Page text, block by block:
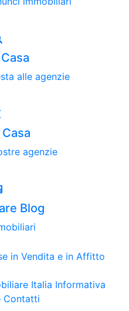
alle agenzie
agenzie
Blog
Italia Informativa
Contatti